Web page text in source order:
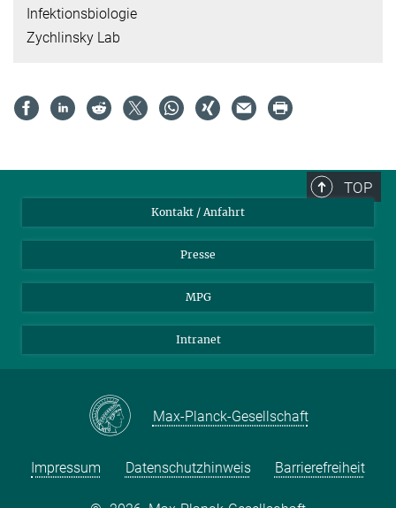
Infektionsbiologie
Zychlinsky Lab
TOP
Kontakt / Anfahrt
Presse
MPG
Intranet
Max-Planck-Gesellschaft
Impressum Datenschutzhinweis Barrierefreiheit